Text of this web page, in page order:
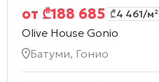
от ₾188 685 ₾4 461/м²
Olive House Gonio
Батуми, Гонио